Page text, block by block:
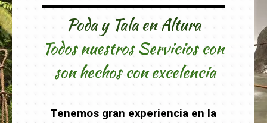
Poda y Tala en Altura
Todos nuestros Servicios con
son hechos con excelencia
Tenemos gran experiencia en la